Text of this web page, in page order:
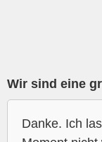
Wir sind eine
Danke. Ich